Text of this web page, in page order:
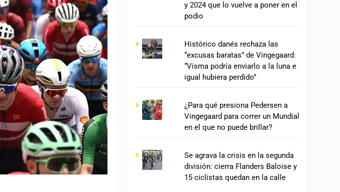
y 2024 que lo vuelve a poner en el
podio
Histórico danés rechaza las
“excusas baratas” de Vingegaard:
“Visma podría enviarlo a la luna e
igual hubiera perdido”
¿Para qué presiona Pedersen a
Vingegaard para correr un Mundial
en el que no puede brillar?
Se agrava la crisis en la segunda
división: cierra Flanders Baloise y
15 ciclistas quedan en la calle